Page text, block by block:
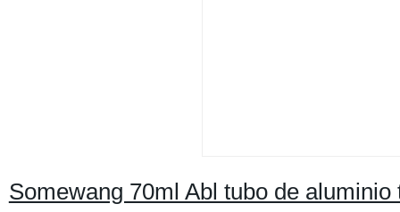
Somewang 70ml Abl tubo de